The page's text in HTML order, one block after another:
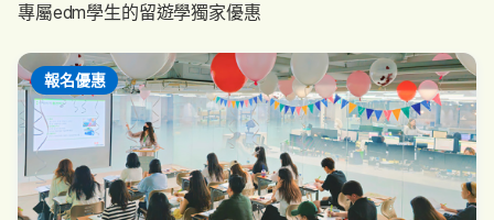
專屬edm學生的留遊學獨家優惠
報名優惠